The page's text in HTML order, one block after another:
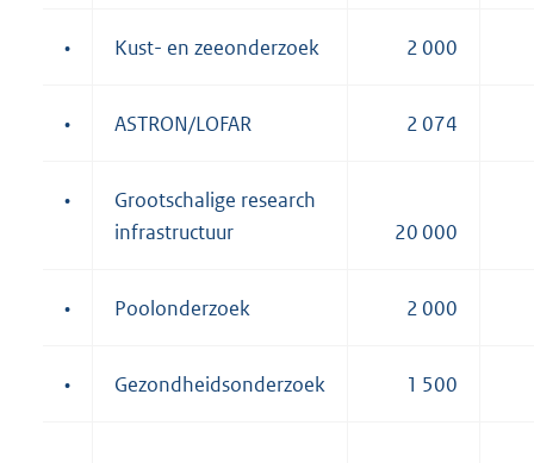
• Kust- en zeeonderzoek 2 000
• ASTRON/LOFAR 2 074
•
Grootschalige research
infrastructuur
20 000
• Poolonderzoek 2 000
• Gezondheidsonderzoek 1 500